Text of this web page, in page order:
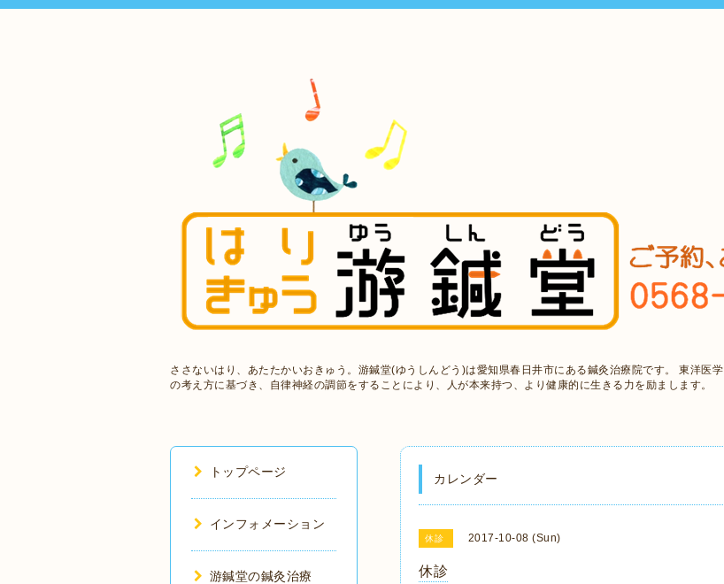
ささないはり、あたたかいおきゅう。游鍼堂(ゆうしんどう)は愛知県春日井市にある鍼灸治療院です。 東洋医学
の考え方に基づき、自律神経の調節をすることにより、人が本来持つ、より健康的に生きる力を励まします。
カレンダー
休診 2017-10-08 (Sun)
休診
トップページ
インフォメーション
游鍼堂の鍼灸治療